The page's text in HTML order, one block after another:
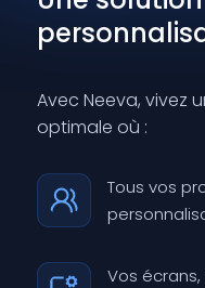
Avec Neeva, vivez
optimale où :
Tous vos
Vos